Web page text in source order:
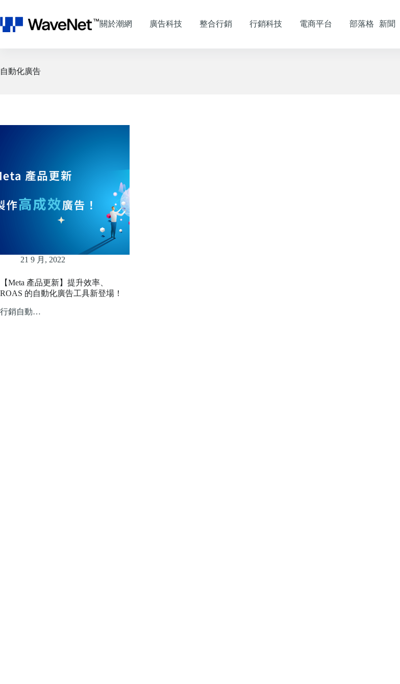
至
主
關於潮網 廣告科技 整合行銷 行銷科技 電商平台 部落格 新聞
自動化廣告
21 9 月, 2022
【Meta 產品更新】提升效率、
ROAS 的自動化廣告工具新登場！
行銷自動…